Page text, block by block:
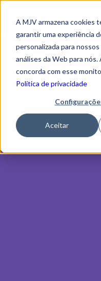
A MJV armazena cookies
garantir uma experiência
personalizada para
análises da Web para
concorda com esse
Política de privacidade
Aceitar